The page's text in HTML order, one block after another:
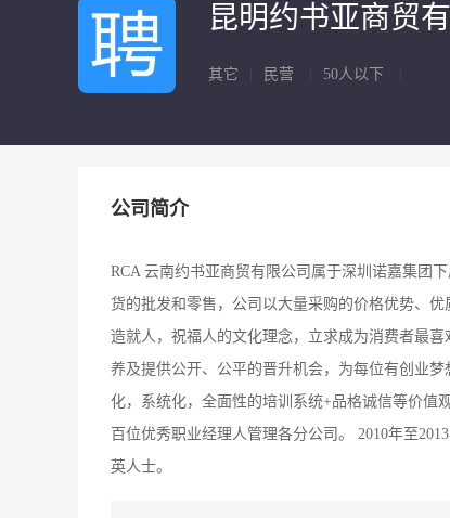
昆明约书亚商贸
其它 民营 50人以下
公司简介
RCA 云南约书亚商贸有限公司属于深圳诺嘉集团
货的批发和零售，公司以大量采购的价格优势、
造就人，祝福人的文化理念，立求成为消费者最
养及提供公开、公平的晋升机会，为每位有创业
化，系统化，全面性的培训系统+品格诚信等价值
百位优秀职业经理人管理各分公司。 2010年至
英人士。